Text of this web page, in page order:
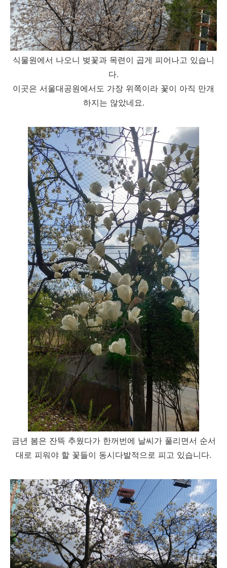
식물원에서 나오니 벚꽃과 목련이 곱게 피어나고 있습니
다.
이곳은 서울대공원에서도 가장 위쪽이라 꽃이 아직 만개
하지는 않았네요.
금년 봄은 잔뜩 추웠다가 한꺼번에 날씨가 풀리면서 순서
대로 피워야 할 꽃들이 동시다발적으로 피고 있습니다.